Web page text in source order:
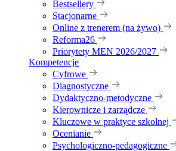
Bestsellery
Stacjonarne
Online z trenerem (na żywo)
Reforma26
Priorytety MEN 2026/2027
Kompetencje
Cyfrowe
Diagnostyczne
Dydaktyczno-metodyczne
Kierownicze i zarządcze
Kluczowe w praktyce szkolnej
Ocenianie
Psychologiczno-pedagogiczne